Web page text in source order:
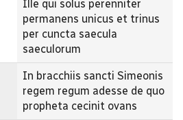
Ille qui solus perenniter
permanens unicus et trinus
per cuncta saecula
saeculorum
In bracchiis sancti Simeonis
regem regum adesse de quo
propheta cecinit ovans